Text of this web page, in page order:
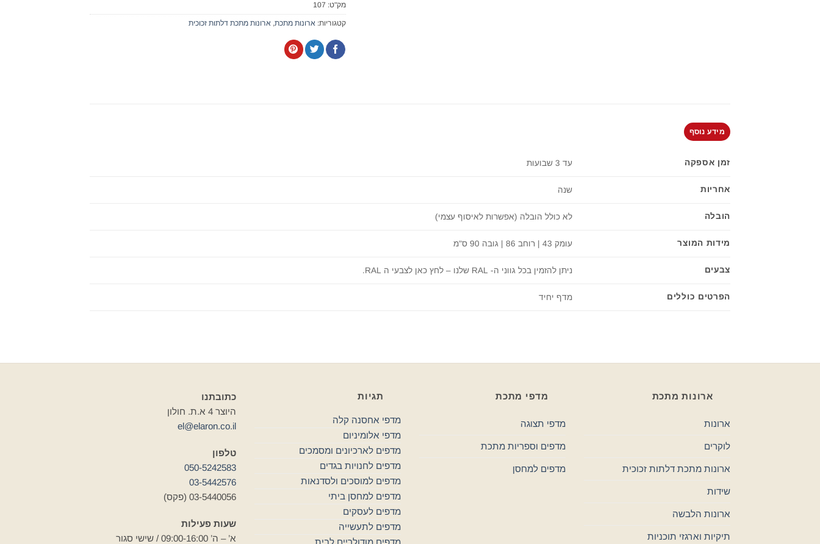
מק"ט: 107
קטגוריות: ארונות מתכת, ארונות מתכת דלתות זכוכית
מידע נוסף
זמן אספקה עד 3 שבועות
אחריות שנה
הובלה לא כולל הובלה (אפשרות לאיסוף עצמי)
מידות המוצר עומק 43 | רוחב 86 | גובה 90 ס"מ
צבעים ניתן להזמין בכל גווני ה- RAL שלנו – לחץ כאן לצבעי ה RAL.
הפרטים כוללים מדף יחיד
ארונות מתכת
ארונות
לוקרים
ארונות מתכת דלתות זכוכית
שידות
ארונות הלבשה
תיקיות וארגזי תוכניות
מדפי מתכת
מדפי תצוגה
מדפים וספריות מתכת
מדפים למחסן
תגיות
מדפי אחסנה קלה
מדפי אלומיניום
מדפים לארכיונים ומסמכים
מדפים לחנויות בגדים
מדפים למוסכים ולסדנאות
מדפים למחסן ביתי
מדפים לעסקים
מדפים לתעשייה
כתובתנו
היוצר 4 א.ת. חולון
el@elaron.co.il
טלפון
050-5242583
03-5442576
03-5440056 (פקס)
שעות פעילות
א’ – ה’ 09:00-16:00 / שישי סגור